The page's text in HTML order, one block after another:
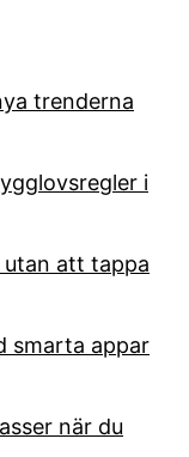
trenderna
i
utan att tappa
smarta appar
när du